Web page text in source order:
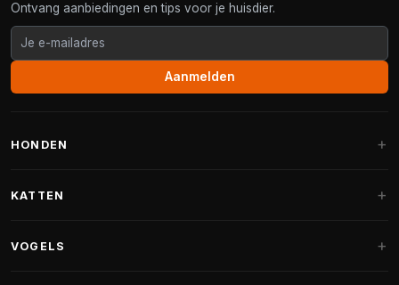
Ontvang aanbiedingen en tips voor je huisdier.
Aanmelden
HONDEN
Fantail hondenmanden
KATTEN
VOGELS